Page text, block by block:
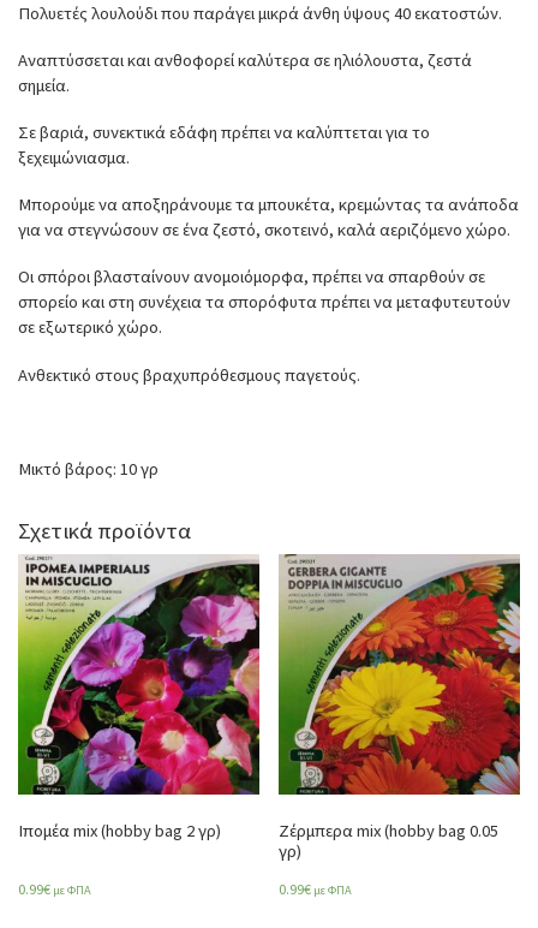
Πολυετές λουλούδι που παράγει μικρά άνθη ύψους 40 εκατοστών.
Αναπτύσσεται και ανθοφορεί καλύτερα σε ηλιόλουστα, ζεστά
σημεία.
Σε βαριά, συνεκτικά εδάφη πρέπει να καλύπτεται για το
ξεχειμώνιασμα.
Μπορούμε να αποξηράνουμε τα μπουκέτα, κρεμώντας τα ανάποδα
για να στεγνώσουν σε ένα ζεστό, σκοτεινό, καλά αεριζόμενο χώρο.
Οι σπόροι βλασταίνουν ανομοιόμορφα, πρέπει να σπαρθούν σε
σπορείο και στη συνέχεια τα σπορόφυτα πρέπει να μεταφυτευτούν
σε εξωτερικό χώρο.
Ανθεκτικό στους βραχυπρόθεσμους παγετούς.
Μικτό βάρος: 10 γρ
Σχετικά προϊόντα
Ιπομέα mix (hobby bag 2 γρ)
0.99€ με ΦΠΑ
Ζέρμπερα mix (hobby bag 0.05
γρ)
0.99€ με ΦΠΑ